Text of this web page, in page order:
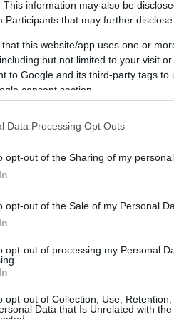
This information may also be
Participants that may further
that this website/app uses one or
but not limited to your visit
to Google and its third-party tags
consent section.
Data Processing Opt Outs
opt-out of the Sharing of my personal
opt-out of the Sale of my Personal
opt-out of processing my Personal
opt-out of Collection, Use,
Data that Is Unrelated with
ÁT” – VÉNÉGY-
Idén tizenkettedik